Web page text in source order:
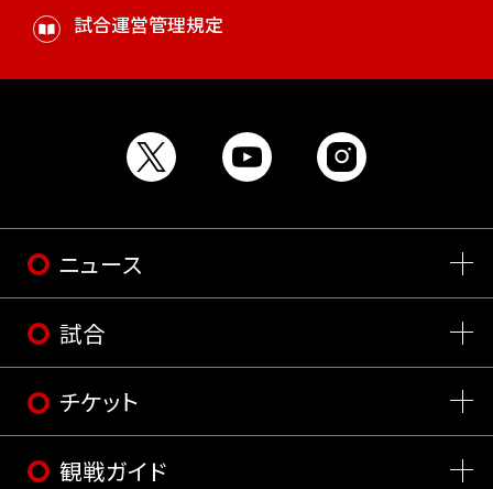
試合運営管理規定
ニュース
試合
チケット
観戦ガイド